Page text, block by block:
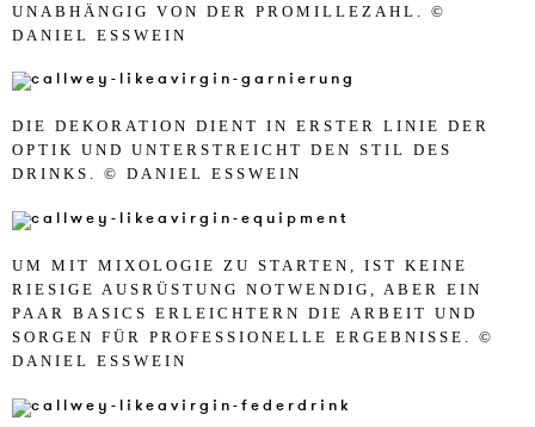
UNABHÄNGIG VON DER PROMILLEZAHL. ©
DANIEL ESSWEIN
DIE DEKORATION DIENT IN ERSTER LINIE DER
OPTIK UND UNTERSTREICHT DEN STIL DES
DRINKS. © DANIEL ESSWEIN
UM MIT MIXOLOGIE ZU STARTEN, IST KEINE
RIESIGE AUSRÜSTUNG NOTWENDIG, ABER EIN
PAAR BASICS ERLEICHTERN DIE ARBEIT UND
SORGEN FÜR PROFESSIONELLE ERGEBNISSE. ©
DANIEL ESSWEIN